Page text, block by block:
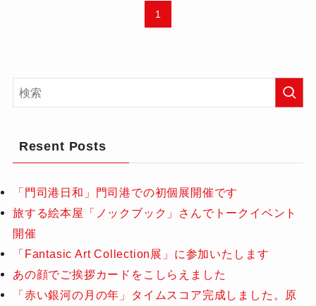
1
Resent Posts
「門司港日和」門司港での初個展開催です
旅する絵本屋「ノックブック」さんでトークイベント
開催
「Fantasic Art Collection展」に参加いたします
あの顔でご挨拶カードをこしらえました
「赤い銀河の月の年」タイムスコア完成しました。原